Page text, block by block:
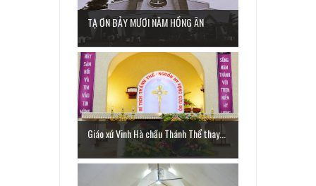
TẠ ƠN BẢY MƯƠI NĂM HỒNG ÂN
Giáo xứ Vinh Hà chầu Thánh Thể thay...